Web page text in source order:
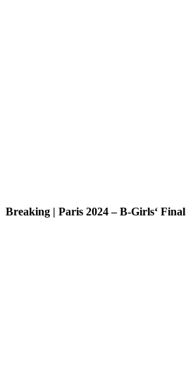
Breaking | Paris 2024 – B-Girls‘ Final